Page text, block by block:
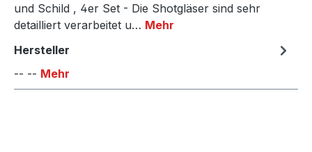
und Schild , 4er Set - Die Shotgläser sind sehr
detailliert verarbeitet u… Mehr
Hersteller
-- -- Mehr